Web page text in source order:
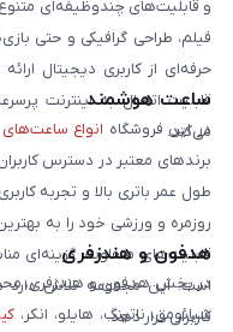
و قابلیت‌های چندوظیفه‌ای
فیلم، طراحی گرافیکی و حتی
حرفه‌ای از کاربری دیجیتال
قابلیت اتصال به اینترنت
می‌کند.
ساعت هوشمند
در این فروشگاه انواع
برندهای معتبر در دسترس
طول عمر باتری بالا و تجربه
روزمره و ورزشی خود را به
قابلیت‌های متفاوت، گزینه‌ای
است. این مجموعه تلاش دارد
کاربران قرار دهد.
هدفون و هندزفری
در بخش هدفون و هندزفری،
شیائومی، ناتینگ، هایلو، انکر،